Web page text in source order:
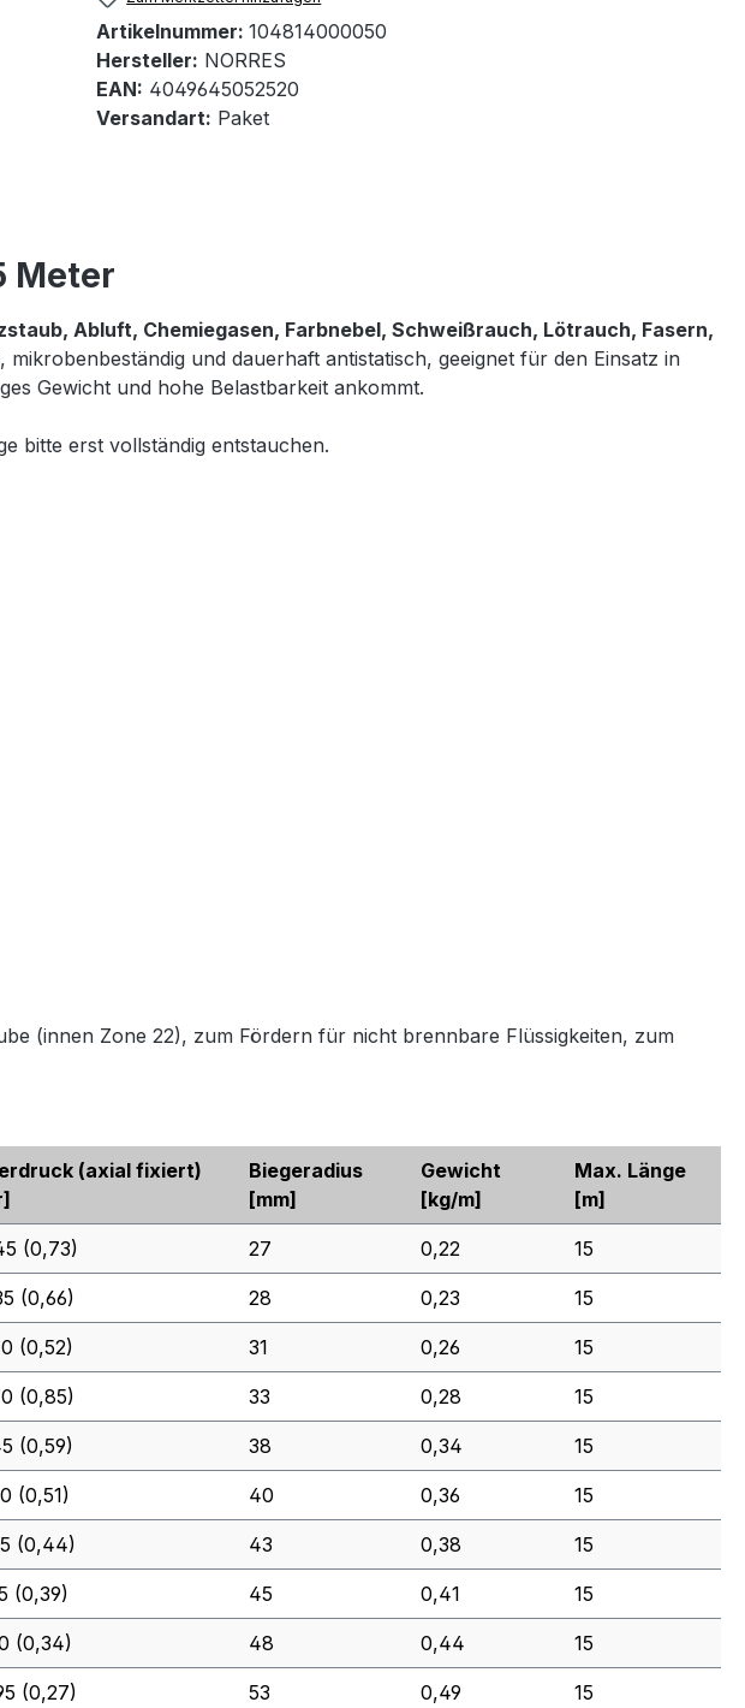
Artikelnummer: 104814000050
Hersteller: NORRES
EAN: 4049645052520
Versandart: Paket
Meter
Abluft, Chemiegasen, Farbnebel, Schweißrauch, Lötrauch, Fasern,
und dauerhaft antistatisch, geeignet für den Einsatz in
Gewicht und hohe Belastbarkeit ankommt.
bitte erst vollständig entstauchen.
(innen Zone 22), zum Fördern für nicht brennbare Flüssigkeiten, zum
(axial fixiert)
Biegeradius
[mm]
Gewicht
[kg/m]
Max. Länge
[m]
(0,73) 27 0,22 15
(0,66) 28 0,23 15
(0,52) 31 0,26 15
(0,85) 33 0,28 15
(0,59) 38 0,34 15
(0,51) 40 0,36 15
(0,44) 43 0,38 15
(0,39) 45 0,41 15
(0,34) 48 0,44 15
(0,27) 53 0,49 15